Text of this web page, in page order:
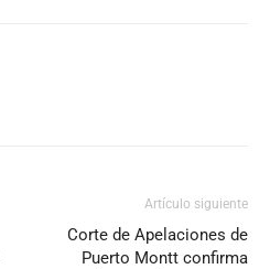
Artículo siguiente
Corte de Apelaciones de
Puerto Montt confirma